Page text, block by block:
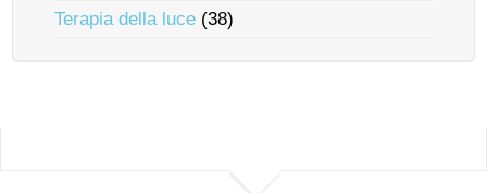
Terapia della luce (38)